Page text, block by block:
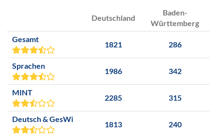
Deutschland
Baden-
Württemberg
Gesamt
1821 286
Sprachen
1986 342
MINT
2285 315
Deutsch & GesWi
1813 240